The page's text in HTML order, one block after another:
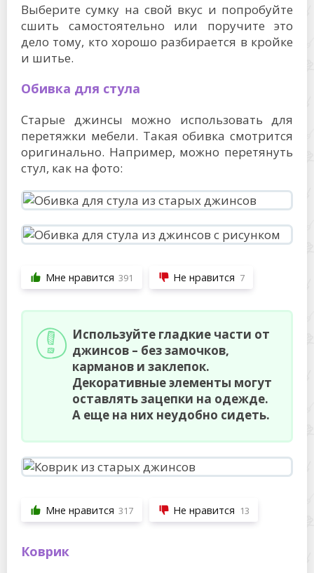
Выберите сумку на свой вкус и попробуйте
сшить самостоятельно или поручите это
дело тому, кто хорошо разбирается в кройке
и шитье.
Обивка для стула
Старые джинсы можно использовать для
перетяжки мебели. Такая обивка смотрится
оригинально. Например, можно перетянуть
стул, как на фото:
Мне нравится 391 Не нравится 7
Используйте гладкие части от
джинсов – без замочков,
карманов и заклепок.
Декоративные элементы могут
оставлять зацепки на одежде.
А еще на них неудобно сидеть.
Мне нравится 317 Не нравится 13
Коврик